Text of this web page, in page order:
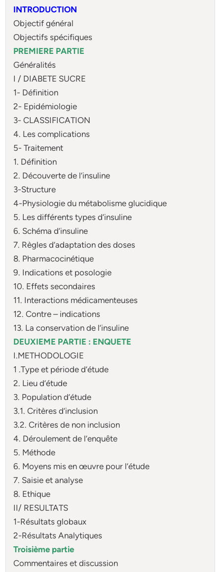
INTRODUCTION
Objectif général
Objectifs spécifiques
PREMIERE PARTIE
Généralités
I / DIABETE SUCRE
1- Définition
2- Epidémiologie
3- CLASSIFICATION
4. Les complications
5- Traitement
1. Définition
2. Découverte de l’insuline
3-Structure
4-Physiologie du métabolisme glucidique
5. Les différents types d’insuline
6. Schéma d’insuline
7. Règles d’adaptation des doses
8. Pharmacocinétique
9. Indications et posologie
10. Effets secondaires
11. Interactions médicamenteuses
12. Contre – indications
13. La conservation de l’insuline
DEUXIEME PARTIE : ENQUETE
I.METHODOLOGIE
1 .Type et période d’étude
2. Lieu d’étude
3. Population d’étude
3.1. Critères d’inclusion
3.2. Critères de non inclusion
4. Déroulement de l’enquête
5. Méthode
6. Moyens mis en œuvre pour l’étude
7. Saisie et analyse
8. Ethique
II/ RESULTATS
1-Résultats globaux
2-Résultats Analytiques
Troisième partie
Commentaires et discussion